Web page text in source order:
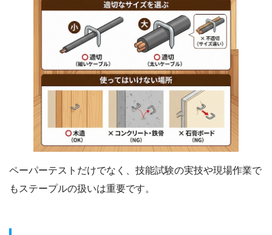
ペーパーテストだけでなく、技能試験の実技や現場作業で
もステープルの扱いは重要です。